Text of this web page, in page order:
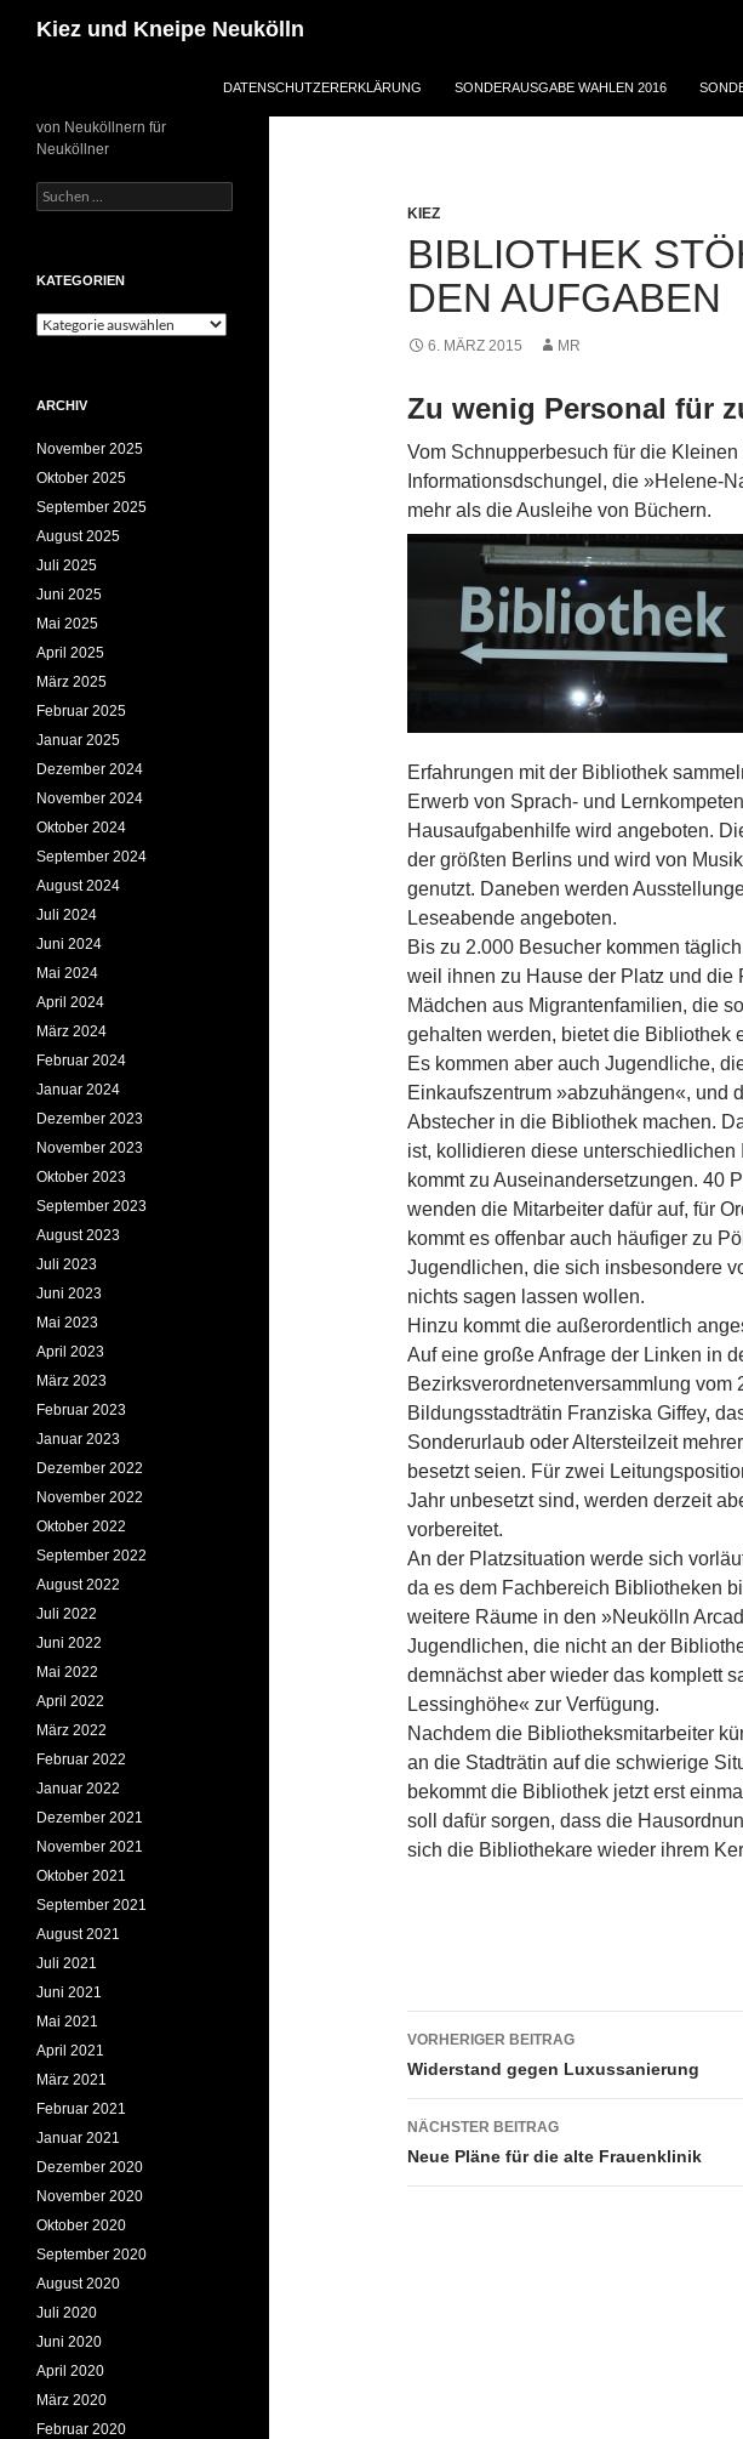
Inhalt
Kiez und Kneipe Neukölln
DATENSCHUTZERERKLÄRUNG SONDERAUSGABE WAHLEN 2016
KIEZ
BIBLIOTHEK
DEN AUFGABEN
6. MÄRZ 2015 MR
Zu wenig Personal für
Vom Schnupperbesuch für die
Informationsdschungel, die »Helene-
mehr als die Ausleihe von Büchern.
Erfahrungen mit der Bibliothek
Erwerb von Sprach- und
Hausaufgabenhilfe wird angeboten.
der größten Berlins und wird von
genutzt. Daneben werden
Leseabende angeboten.
Bis zu 2.000 Besucher kommen
weil ihnen zu Hause der Platz und die
Mädchen aus Migrantenfamilien, die
gehalten werden, bietet die Bibliothek
Es kommen aber auch Jugendliche,
Einkaufszentrum »abzuhängen«, und
Abstecher in die Bibliothek machen.
ist, kollidieren diese unterschiedlichen
kommt zu Auseinandersetzungen. 40
wenden die Mitarbeiter dafür auf, für
kommt es offenbar auch häufiger zu
Jugendlichen, die sich insbesondere
nichts sagen lassen wollen.
Hinzu kommt die außerordentlich
Auf eine große Anfrage der Linken in
Bezirksverordnetenversammlung vom
Bildungsstadträtin Franziska Giffey,
Sonderurlaub oder Altersteilzeit
besetzt seien. Für zwei
Jahr unbesetzt sind, werden derzeit
vorbereitet.
An der Platzsituation werde sich
da es dem Fachbereich Bibliotheken
weitere Räume in den »Neukölln
Jugendlichen, die nicht an der
demnächst aber wieder das komplett
Lessinghöhe« zur Verfügung.
Nachdem die Bibliotheksmitarbeiter
an die Stadträtin auf die schwierige
bekommt die Bibliothek jetzt erst
soll dafür sorgen, dass die
sich die Bibliothekare wieder ihrem
Beitragsnavigation
VORHERIGER BEITRAG
Widerstand gegen Luxussanierung
NÄCHSTER BEITRAG
Neue Pläne für die alte Frauenklinik
von Neuköllnern für
Neuköllner
Suchen
nach:
KATEGORIEN
Kategorien
ARCHIV
November 2025
Oktober 2025
September 2025
August 2025
Juli 2025
Juni 2025
Mai 2025
April 2025
März 2025
Februar 2025
Januar 2025
Dezember 2024
November 2024
Oktober 2024
September 2024
August 2024
Juli 2024
Juni 2024
Mai 2024
April 2024
März 2024
Februar 2024
Januar 2024
Dezember 2023
November 2023
Oktober 2023
September 2023
August 2023
Juli 2023
Juni 2023
Mai 2023
April 2023
März 2023
Februar 2023
Januar 2023
Dezember 2022
November 2022
Oktober 2022
September 2022
August 2022
Juli 2022
Juni 2022
Mai 2022
April 2022
März 2022
Februar 2022
Januar 2022
Dezember 2021
November 2021
Oktober 2021
September 2021
August 2021
Juli 2021
Juni 2021
Mai 2021
April 2021
März 2021
Februar 2021
Januar 2021
Dezember 2020
November 2020
Oktober 2020
September 2020
August 2020
Juli 2020
Juni 2020
April 2020
März 2020
Februar 2020